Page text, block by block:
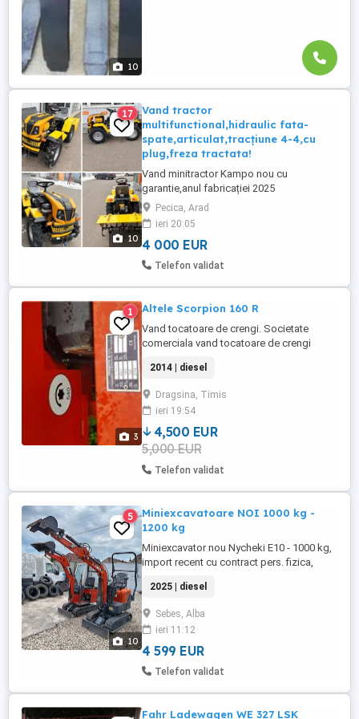
10
10
17
Vand tractor
multifunctional,hidraulic fata-
spate,articulat,tracțiune 4-4,cu
plug,freza tractata!
Vand minitractor Kampo nou cu
garantie,anul fabricației 2025
diesel.Tractorul vine cu tracțiune
permanentă pe toate cele 4 roți, fiind
articulat și foarte ușor de manevrat in
spații înguste.Este ideal pentru
sere,solari,gradini si ferme. La cerere pot
semanatori ...
Pecica, Arad
ieri 20:05
4 000 EUR
Telefon validat
3
1 Altele Scorpion 160 R
Vand tocatoare de crengi. Societate
comerciala vand tocatoare de crengi
Teknamotor an 2014.Utilajul a fost folosit
foarte putin,stare aproape ca nou,toaca
crengi pana la 16 cm grosime,actionare
de la cardan putere minima necesara 45
cp,pret 4500 euro+tva usor neg.Vizibil ...
2014 | diesel
Dragsina, Timis
ieri 19:54
4,500 EUR
5,000 EUR
Telefon validat
10
5
Miniexcavatoare NOI 1000 kg -
1200 kg
Miniexcavator nou Nycheki E10 - 1000 kg,
import recent cu contract pers. fizica,
ora, foarte robust, 2 cupe incluse in
pret.Pret Nycheki E10 - 4500 euro ! Pret fix
!!! Miniexcavator Lubeck X12 - 1200 kg,
import recent cu contract pers. fizica,
motorizare diesel ...
2025 | diesel
Sebes, Alba
ieri 11:12
4 599 EUR
Telefon validat
Fahr Ladewagen WE 327 LSK